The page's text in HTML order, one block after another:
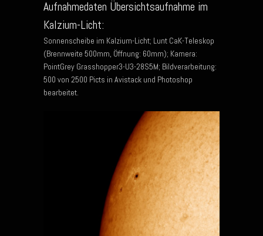
Aufnahmedaten Übersichtsaufnahme im
Kalzium-Licht:
Sonnenscheibe im Kalzium-Licht; Lunt CaK-Teleskop
(Brennweite 500mm, Öffnung: 60mm); Kamera:
PointGrey Grasshopper3-U3-28S5M; Bildverarbeitung:
500 von 2500 Picts in Avistack und Photoshop
bearbeitet.